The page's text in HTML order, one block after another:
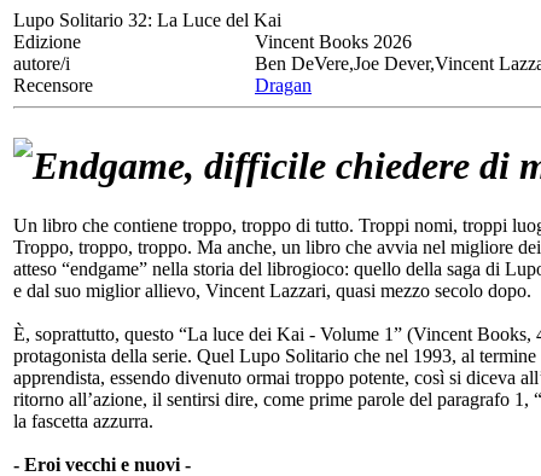
Lupo Solitario 32: La Luce del Kai
Edizione
Vincent Books 2026
autore/i
Ben DeVere,Joe Dever,Vincent
Recensore
Dragan
Endgame, difficile chiedere di
Un libro che contiene troppo, troppo di tutto. Troppi nomi, troppi
Troppo, troppo, troppo. Ma anche, un libro che avvia nel migliore
atteso “endgame” nella storia del librogioco: quello della saga di
e dal suo miglior allievo, Vincent Lazzari, quasi mezzo secolo dopo.
È, soprattutto, questo “La luce dei Kai - Volume 1” (Vincent
protagonista della serie. Quel Lupo Solitario che nel 1993, al
apprendista, essendo divenuto ormai troppo potente, così si diceva
ritorno all’azione, il sentirsi dire, come prime parole del paragrafo
la fascetta azzurra.
- Eroi vecchi e nuovi -